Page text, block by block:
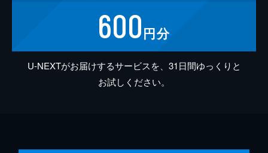
600円分
U-NEXTがお届けするサービスを、31日間ゆっくりと
お試しください。